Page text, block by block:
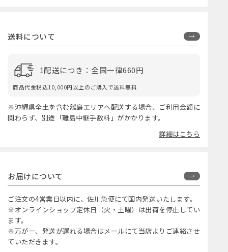
送料について
1配送につき：全国一律660円
商品代金税込10,000円以上のご購入で送料無料
※沖縄県全土を含む離島エリアへ配送する場合、ご利用金額に
関わらず、別途「離島中継手数料」がかかります。
詳細はこちら
お届けについて
ご注文の4営業日以内に、佐川急便にて国内発送いたします。
※オンラインショップ定休日（火・土曜）は出荷を停止してい
ます。
※万が一、発送が遅れる場合はメールにて当店よりご連絡させ
ていただきます。